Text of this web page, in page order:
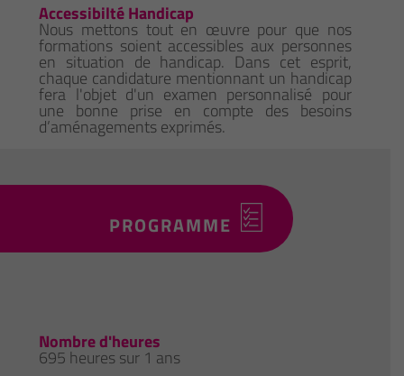
Accessibilté Handicap
Nous mettons tout en œuvre pour que nos
formations soient accessibles aux personnes
en situation de handicap. Dans cet esprit,
chaque candidature mentionnant un handicap
fera l'objet d'un examen personnalisé pour
une bonne prise en compte des besoins
d’aménagements exprimés.
PROGRAMME
Nombre d'heures
695 heures sur 1 ans